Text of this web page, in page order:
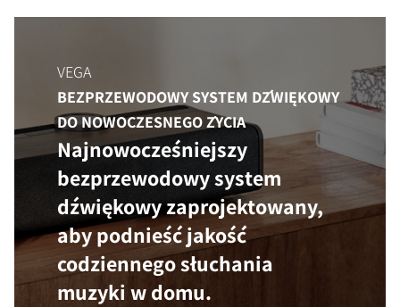
VEGA
BEZPRZEWODOWY SYSTEM DŹWIĘKOWY
DO NOWOCZESNEGO ŻYCIA
Najnowocześniejszy
bezprzewodowy system
dźwiękowy zaprojektowany,
aby podnieść jakość
codziennego słuchania
muzyki w domu.